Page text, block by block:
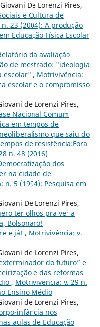
De Lorenzi Pires,
e Cultura de
23 (2004): A produção
Educação Física Escolar
da avaliação
de mestrado: "ideologia
escolar" , Motrivivência:
escolar e o compromisso
de Lorenzi Pires,
Nacional Comum
em tempos de
que saiu do
de resistência:Fora
n. 48 (2016)
dos
na cidade de
n. 5 (1994): Pesquisa em
De Lorenzi Pires,
ter olhos pra ver a
Bolsonaro!
e já! , Motrivivência: v.
de Lorenzi Pires,
do futuro” e
e das reformas
, Motrivivência: v. 29 n.
Ensino Médio
de Lorenzi Pires,
infância nos
aulas de Educação